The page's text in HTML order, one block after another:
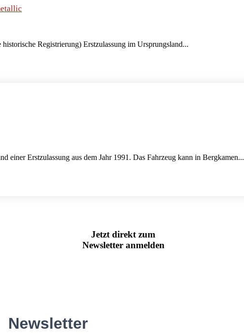
Registrierung) Erstzulassung im Ursprungsland...
Erstzulassung aus dem Jahr 1991. Das Fahrzeug kann in Bergkamen...
Jetzt direkt zum
Newsletter anmelden